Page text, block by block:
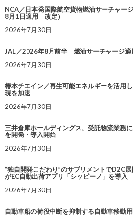
NCA／日本発国際航空貨物燃油サーチャー
8月1日適用 改定）
2026年7月30日
JAL／2026年8月前半 燃油サーチャージ適
2026年7月30日
椿本チエイン／再生可能エネルギーを活用
現を加速
2026年7月30日
三井倉庫ホールディングス、受託物流業務
を開発・導入開始
2026年7月30日
“独自開発こだわり”のサプリメントでD2C
がEC自動出荷アプリ「シッピーノ」を導入
2026年7月30日
自動車船の荷役中断を抑制する自動車移動